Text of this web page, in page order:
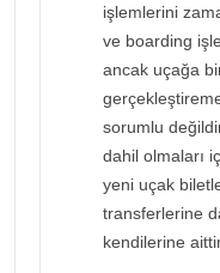
işlemlerini
ve boarding
ancak uçağa
sorumlu
dahil olmaları
yeni uçak
transferlerine
kendilerine